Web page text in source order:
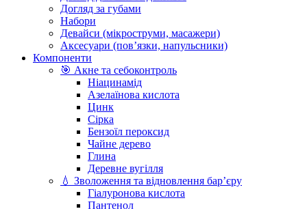
Догляд за губами
Набори
Девайси (мікроструми, масажери)
Аксесуари (повʼязки, напульсники)
Компоненти
🎯 Акне та себоконтроль
Ніацинамід
Азелаїнова кислота
Цинк
Сірка
Бензоїл пероксид
Чайне дерево
Глина
Деревне вугілля
💧 Зволоження та відновлення бар’єру
Гіалуронова кислота
Пантенол